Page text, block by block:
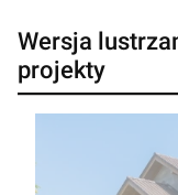
Wersja
projekty